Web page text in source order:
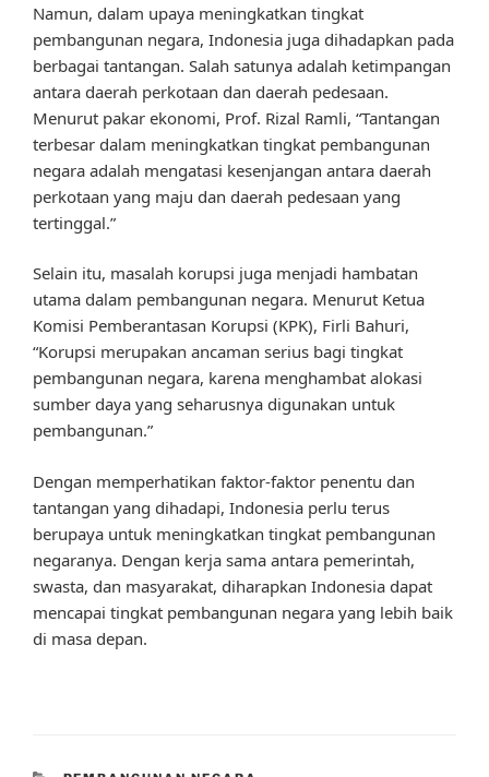
Namun, dalam upaya meningkatkan tingkat
pembangunan negara, Indonesia juga dihadapkan pada
berbagai tantangan. Salah satunya adalah ketimpangan
antara daerah perkotaan dan daerah pedesaan.
Menurut pakar ekonomi, Prof. Rizal Ramli, “Tantangan
terbesar dalam meningkatkan tingkat pembangunan
negara adalah mengatasi kesenjangan antara daerah
perkotaan yang maju dan daerah pedesaan yang
tertinggal.”
Selain itu, masalah korupsi juga menjadi hambatan
utama dalam pembangunan negara. Menurut Ketua
Komisi Pemberantasan Korupsi (KPK), Firli Bahuri,
“Korupsi merupakan ancaman serius bagi tingkat
pembangunan negara, karena menghambat alokasi
sumber daya yang seharusnya digunakan untuk
pembangunan.”
Dengan memperhatikan faktor-faktor penentu dan
tantangan yang dihadapi, Indonesia perlu terus
berupaya untuk meningkatkan tingkat pembangunan
negaranya. Dengan kerja sama antara pemerintah,
swasta, dan masyarakat, diharapkan Indonesia dapat
mencapai tingkat pembangunan negara yang lebih baik
di masa depan.